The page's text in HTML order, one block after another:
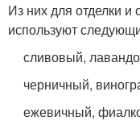
Из них для отделки и
используют
сливовый,
черничный,
ежевичный,